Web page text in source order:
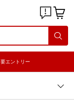
要エントリー